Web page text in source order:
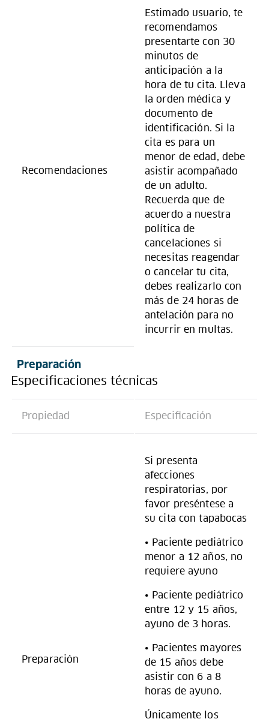
Recomendaciones
Estimado usuario, te
recomendamos
presentarte con 30
minutos de
anticipación a la
hora de tu cita. Lleva
la orden médica y
documento de
identificación. Si la
cita es para un
menor de edad, debe
asistir acompañado
de un adulto.
Recuerda que de
acuerdo a nuestra
política de
cancelaciones si
necesitas reagendar
o cancelar tu cita,
debes realizarlo con
más de 24 horas de
antelación para no
incurrir en multas.
Preparación
Especificaciones técnicas
Propiedad Especificación
Preparación
Si presenta
afecciones
respiratorias, por
favor preséntese a
su cita con tapabocas
• Paciente pediátrico
menor a 12 años, no
requiere ayuno
• Paciente pediátrico
entre 12 y 15 años,
ayuno de 3 horas.
• Pacientes mayores
de 15 años debe
asistir con 6 a 8
horas de ayuno.
Únicamente los